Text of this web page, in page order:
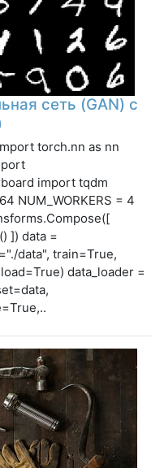
сеть (GAN) с
torch.nn as nn
import tqdm
NUM_WORKERS = 4
]) data =
data", train=True,
data_loader =